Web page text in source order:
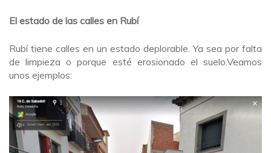
El estado de las calles en Rubí
Rubí tiene calles en un estado deplorable. Ya sea por falta
de limpieza o porque esté erosionado el suelo.Veamos
unos ejemplos: